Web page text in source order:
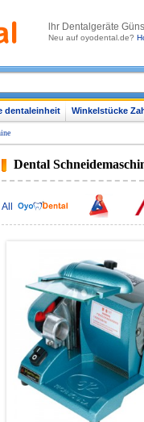
lhr Dentalgeräte
Neu auf oyodental.de?
dentaleinheit Winkelstücke
Dental
All